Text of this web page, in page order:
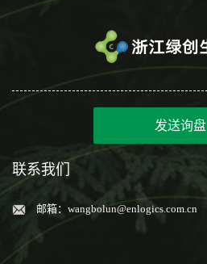
发送询盘
联系我们
邮箱： wangbolun@enlogics.com.cn